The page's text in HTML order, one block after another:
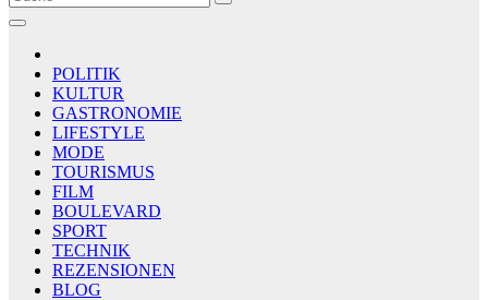
Le Matin
AGENCE DE PRESSE
POLITIK
KULTUR
GASTRONOMIE
LIFESTYLE
MODE
TOURISMUS
FILM
BOULEVARD
SPORT
TECHNIK
REZENSIONEN
BLOG